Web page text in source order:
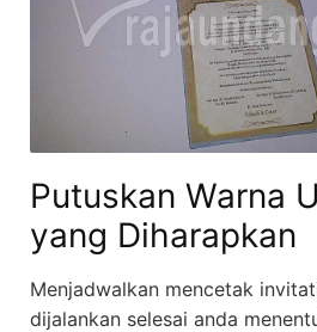
Putuskan Warna
yang Diharapkan
Menjadwalkan mencetak
dijalankan selesai anda